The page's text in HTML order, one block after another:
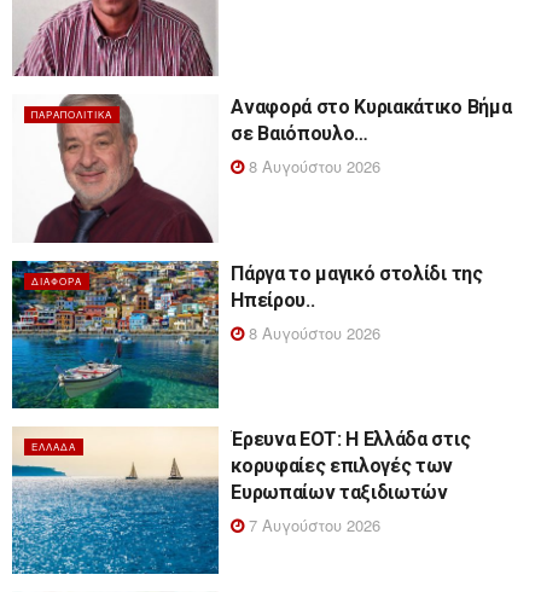
ΠΑΡΑΠΟΛΙΤΙΚΆ
Αναφορά στο Κυριακάτικο Βήμα
σε Βαιόπουλο…
8 Αυγούστου 2026
ΔΙΆΦΟΡΑ
Πάργα το μαγικό στολίδι της
Ηπείρου..
8 Αυγούστου 2026
ΕΛΛΆΔΑ
Έρευνα ΕΟΤ: Η Ελλάδα στις
κορυφαίες επιλογές των
Ευρωπαίων ταξιδιωτών
7 Αυγούστου 2026